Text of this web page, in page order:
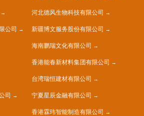
河北德风生物科技有限公司
公司 新疆博文服务股份有限公司
海南鹏瑞文化有限公司
香港能春新材料集团有限公司
台湾瑞恒建材有限公司
司 宁夏星辰金融有限公司
香港霖玮智能制造有限公司